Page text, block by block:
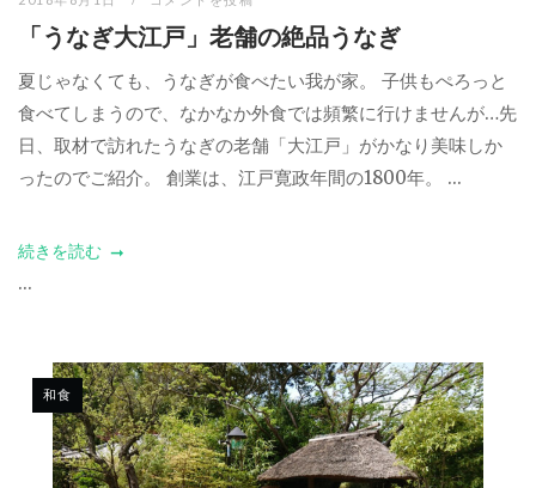
「うなぎ大江戸」老舗の絶品うなぎ
夏じゃなくても、うなぎが食べたい我が家。 子供もぺろっと
食べてしまうので、なかなか外食では頻繁に行けませんが…先
日、取材で訪れたうなぎの老舗「大江戸」がかなり美味しか
ったのでご紹介。 創業は、江戸寛政年間の1800年。 ...
続きを読む
...
和食